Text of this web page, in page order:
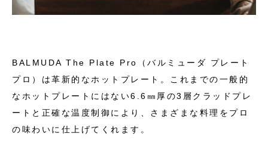
BALMUDA The Plate Pro（バルミューダ プレート
プロ）は革新的なホットプレート。これまでの一般的
なホットプレートにはない6.6㎜厚の3層クラッドプレ
ートと正確な温度制御により、さまざまな料理をプロ
の味わいに仕上げてくれます。